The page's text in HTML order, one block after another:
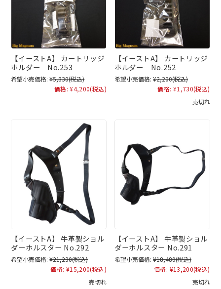
【イーストA】 カートリッジ
ホルダー No.253
希望小売価格: ¥5,830(税込)
価格: ¥4,200(税込)
【イーストA】 カートリッジ
ホルダー No.252
希望小売価格: ¥2,200(税込)
価格: ¥1,730(税込)
売切れ
【イーストA】 牛革製ショル
ダーホルスター No.292
希望小売価格: ¥21,230(税込)
価格: ¥15,200(税込)
売切れ
【イーストA】 牛革製ショル
ダーホルスター No.291
希望小売価格: ¥18,480(税込)
価格: ¥13,200(税込)
売切れ